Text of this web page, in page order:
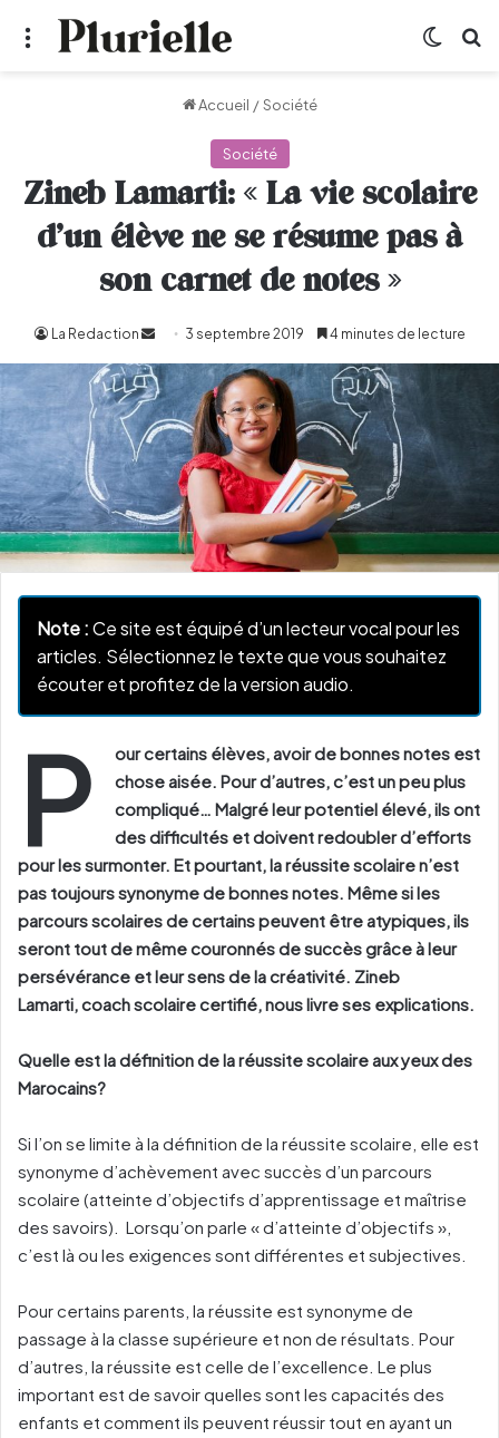
Menu
Accueil / Société
Société
Zineb Lamarti: « La vie scolaire
d’un élève ne se résume pas à
son carnet de notes »
La Redaction
Envoyer
un
courriel
3 septembre 2019 4 minutes de lecture
Note :Ce site est équipé d’un lecteur vocal pour les
articles. Sélectionnez le texte que vous souhaitez
écouter et profitez de la version audio.
P
our certains élèves, avoir de bonnes notes est
chose aisée. Pour d’autres, c’est un peu plus
compliqué… Malgré leur potentiel élevé, ils ont
des difficultés et doivent redoubler d’efforts
pour les surmonter. Et pourtant, la réussite scolaire n’est
pas toujours synonyme de bonnes notes. Même si les
parcours scolaires de certains peuvent être atypiques, ils
seront tout de même couronnés de succès grâce à leur
persévérance et leur sens de la créativité. Zineb
Lamarti, coach scolaire certifié, nous livre ses explications.
Quelle est la définition de la réussite scolaire aux yeux des
Marocains?
Si l’on se limite à la définition de la réussite scolaire, elle est
synonyme d’achèvement avec succès d’un parcours
scolaire (atteinte d’objectifs d’apprentissage et maîtrise
des savoirs). Lorsqu’on parle « d’atteinte d’objectifs »,
c’est là ou les exigences sont différentes et subjectives.
Pour certains parents, la réussite est synonyme de
passage à la classe supérieure et non de résultats. Pour
d’autres, la réussite est celle de l’excellence. Le plus
important est de savoir quelles sont les capacités des
enfants et comment ils peuvent réussir tout en ayant un